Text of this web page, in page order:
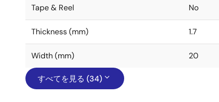
Tape & Reel No
Thickness (mm) 1.7
Width (mm) 20
すべてを見る (34)